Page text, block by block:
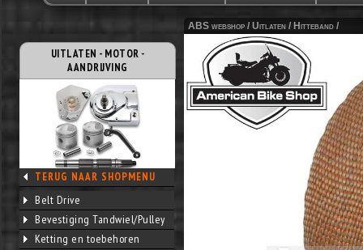
UITLATEN - MOTOR -
AANDRIJVING
TERUG NAAR SHOPMENU
Belt Drive
Bevestiging Tandwiel/Pulley
Ketting en toebehoren
ABS webshop / Uitlaten / Hitteband /